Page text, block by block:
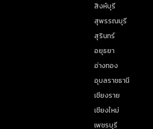
สิงห์บุรี
สุพรรณบุรี
สุรินทร์
อยุธยา
อ่างทอง
อุบลราชธานี
เชียงราย
เชียงใหม่
เพชรบุรี